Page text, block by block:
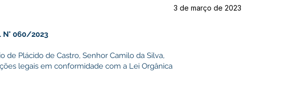
3 de março de 2023
N° 060/2023
de Plácido de Castro, Senhor Camilo da Silva,
legais em conformidade com a Lei Orgânica